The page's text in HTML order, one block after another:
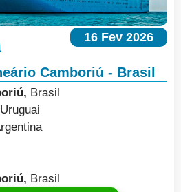
16 Fev 2026
Camboriú - Brasil
Brasil
Brasil